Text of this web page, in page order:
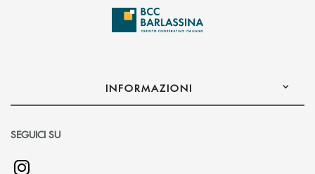
INFORMAZIONI
SEGUICI SU